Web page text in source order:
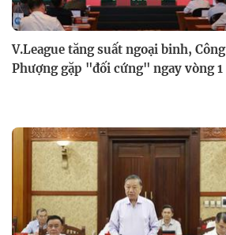
V.League tăng suất ngoại binh, Công
Phượng gặp "đối cứng" ngay vòng 1